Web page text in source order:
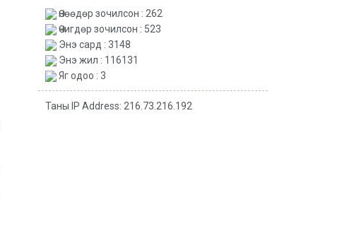
Өнөөдөр зочилсон : 262
Өчигдөр зочилсон : 523
Энэ сард : 3148
Энэ жил : 116131
Яг одоо : 3
Таны IP Address: 216.73.216.192